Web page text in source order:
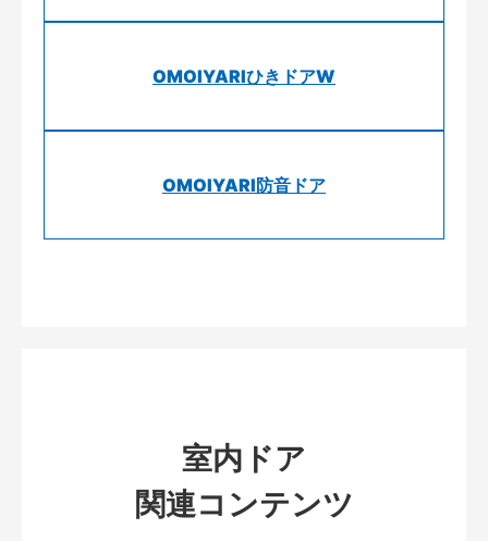
OMOIYARIひきドアW
OMOIYARI防音ドア
室内ドア
関連コンテンツ